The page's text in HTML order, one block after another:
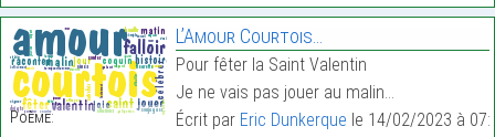
Poème:
L’Amour Courtois…
Pour fêter la Saint Valentin
Je ne vais pas jouer au malin…
Écrit par Eric Dunkerque le 14/02/2023 à